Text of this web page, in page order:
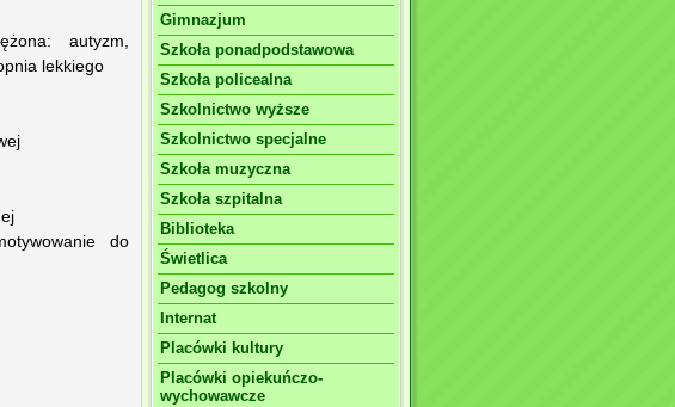
autyzm,
lekkiego
do
Gimnazjum
Szkoła ponadpodstawowa
Szkoła policealna
Szkolnictwo wyższe
Szkolnictwo specjalne
Szkoła muzyczna
Szkoła szpitalna
Biblioteka
Świetlica
Pedagog szkolny
Internat
Placówki kultury
Placówki opiekuńczo-
wychowawcze